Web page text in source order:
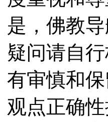
是，佛教
疑问请自
有审慎和
观点正确性